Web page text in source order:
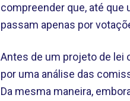
compreender que, até que
passam apenas por
Antes de um projeto de lei
por uma análise das
Da mesma maneira,